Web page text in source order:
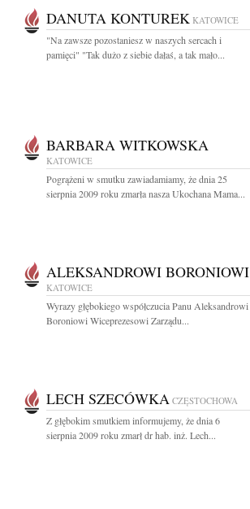
DANUTA KONTUREK KATOWICE
"Na zawsze pozostaniesz w naszych sercach i
pamięci" "Tak dużo z siebie dałaś, a tak mało...
BARBARA WITKOWSKA
KATOWICE
Pogrążeni w smutku zawiadamiamy, że dnia 25
sierpnia 2009 roku zmarła nasza Ukochana Mama...
ALEKSANDROWI BORONIOWI
KATOWICE
Wyrazy głębokiego współczucia Panu Aleksandrowi
Boroniowi Wiceprezesowi Zarządu...
LECH SZECÓWKA CZĘSTOCHOWA
Z głębokim smutkiem informujemy, że dnia 6
sierpnia 2009 roku zmarł dr hab. inż. Lech...